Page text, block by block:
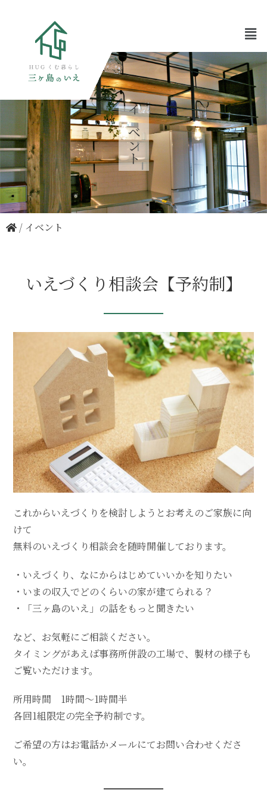
イベント
/ イベント
いえづくり相談会【予約制】
これからいえづくりを検討しようとお考えのご家族に向
けて
無料のいえづくり相談会を随時開催しております。
・いえづくり、なにからはじめていいかを知りたい
・いまの収入でどのくらいの家が建てられる？
・「三ヶ島のいえ」の話をもっと聞きたい
など、お気軽にご相談ください。
タイミングがあえば事務所併設の工場で、製材の様子も
ご覧いただけます。
所用時間 1時間〜1時間半
各回1組限定の完全予約制です。
ご希望の方はお電話かメールにてお問い合わせくださ
い。